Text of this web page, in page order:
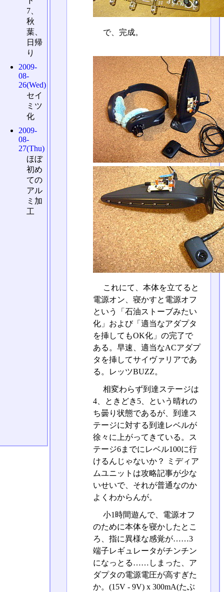
で、完成。
これにて、本体を立てると
電源オン、寝かすと電源オフ
という「石油ストーブみたい
化」および「適当なアダプタ
を挿してもOK化」の完了で
ある。早速、適当なACアダプ
タを挿してサイヴァリアであ
る。レッツBUZZ。
相変わらず到達ステージは
4、ときどき5、という晴れの
ち曇り状態であるが、到達ス
テージに対する到達レベルが
徐々に上がってきている。ス
テージ6までにレベル100に行
けるんじゃないか？ ミディア
ムユニットは攻略記事が少な
いせいで、それが普通なのか
よくわからんが。
小1時間遊んで、電源オフ
のために本体を寝かしたとこ
ろ、指に異様な感覚が……3
端子レギュレータがチンチン
になっとる……しまった、ア
ダプタの電源電圧が高すぎた
か。(15V - 9V) x 300mA(たぶ
7、
秋
葉、
日帰
り
2009-
08-
26(Wed)
セイ
ミツ
化
2009-
08-
27(Thu)
ほぼ
初め
ての
アル
ミ加
工